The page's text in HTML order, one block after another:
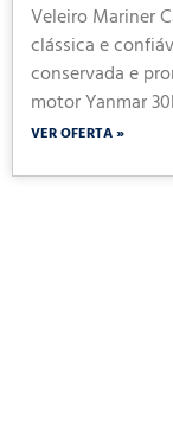
Veleiro Mariner
clássica e
conservada e
motor Yanmar
VER OFERTA »